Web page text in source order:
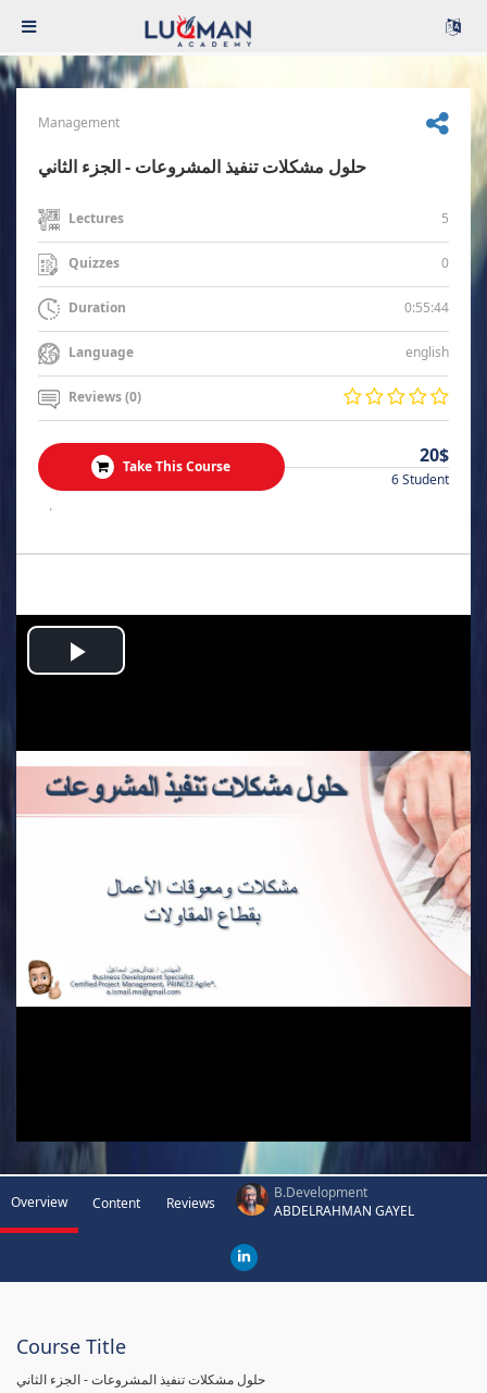
Management
حلول مشكلات تنفيذ المشروعات - الجزء الثاني
Lectures 5
Quizzes 0
Duration 0:55:44
Language english
Reviews (0)
Take This Course 20$
6 Student
.
Play
Overview Content Reviews
B.Development
ABDELRAHMAN GAYEL
Course Title
حلول مشكلات تنفيذ المشروعات - الجزء الثاني